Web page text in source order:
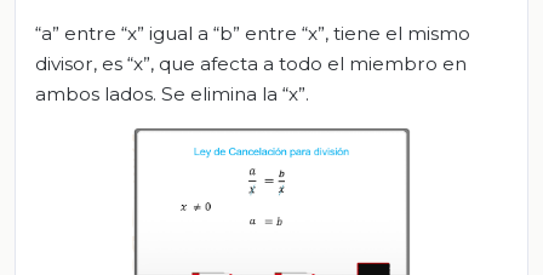
“a” entre “x” igual a “b” entre “x”, tiene el mismo
divisor, es “x”, que afecta a todo el miembro en
ambos lados. Se elimina la “x”.